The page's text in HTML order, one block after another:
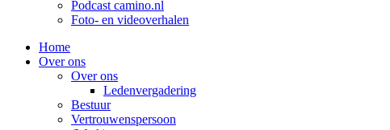
Podcast camino.nl
Foto- en videoverhalen
Home
Over ons
Over ons
Ledenvergadering
Bestuur
Vertrouwenspersoon